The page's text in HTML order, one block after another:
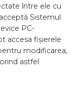
între ele cu
Sistemul
PC-
accesa fișierele
modificarea,
astfel